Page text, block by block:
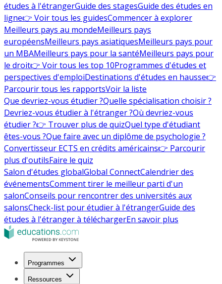
études à l'étrangerGuide des stagesGuide des études en
ligne👉 Voir tous les guidesCommencer à explorer
Meilleurs pays au mondeMeilleurs pays
européensMeilleurs pays asiatiquesMeilleurs pays pour
un MBAMeilleurs pays pour la santéMeilleurs pays pour
le droit👉 Voir tous les top 10Programmes d'études et
perspectives d'emploiDestinations d'études en hausse👉
Parcourir tous les rapportsVoir la liste
Que devriez-vous étudier ?Quelle spécialisation choisir ?
Devriez-vous étudier à l'étranger ?Où devriez-vous
étudier ?👉 Trouver plus de quizQuel type d'étudiant
êtes-vous ?Que faire avec un diplôme de psychologie ?
Convertisseur ECTS en crédits américains👉 Parcourir
plus d'outilsFaire le quiz
Salon d'études globalGlobal ConnectCalendrier des
événementsComment tirer le meilleur parti d'un
salonConseils pour rencontrer des universités aux
salonsCheck-list pour étudier à l'étrangerGuide des
études à l'étranger à téléchargerEn savoir plus
Programmes
Ressources